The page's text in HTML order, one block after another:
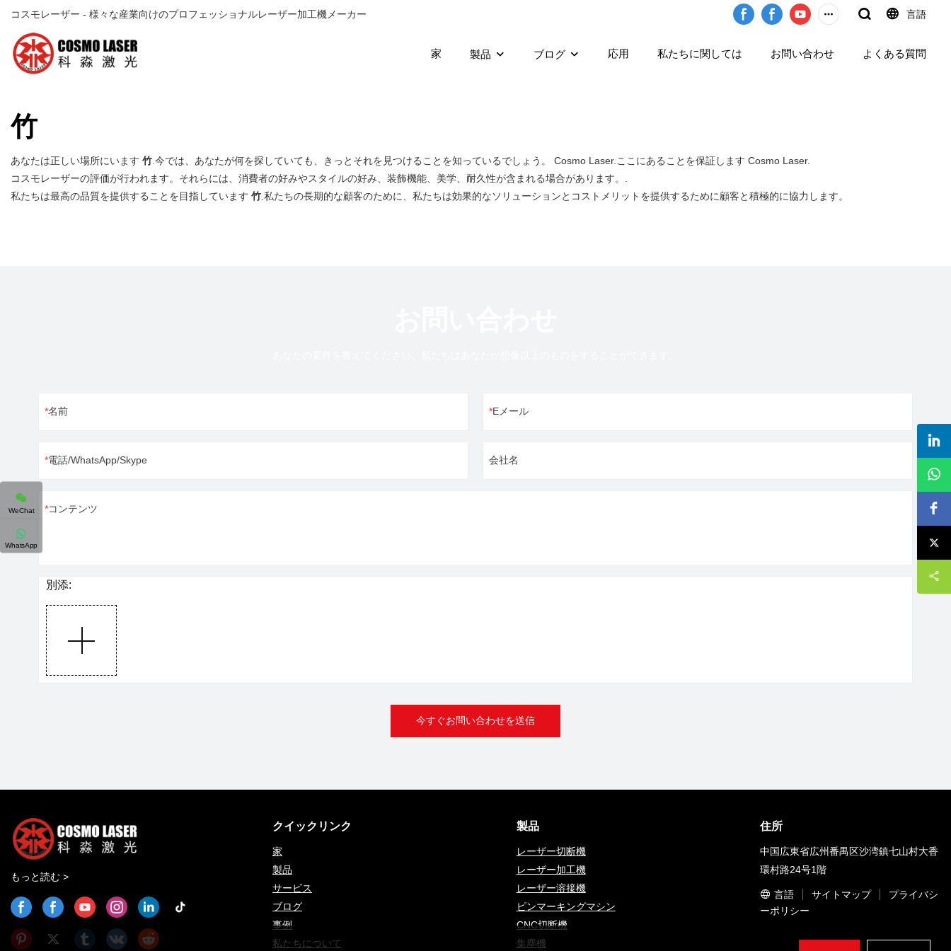
コスモレーザー - 様々な産業向けのプロフェッショナルレーザー加工機メーカー 言語
家 製品 ブログ 応用 私たちに関しては お問い合わせ よくある質問
竹
あなたは正しい場所にいます 竹.今では、あなたが何を探していても、きっとそれを見つけることを知っているでしょう。 Cosmo Laser.ここにあることを保証します Cosmo Laser.
コスモレーザーの評価が行われます。それらには、消費者の好みやスタイルの好み、装飾機能、美学、耐久性が含まれる場合があります。.
私たちは最高の品質を提供することを目指しています 竹.私たちの長期的な顧客のために、私たちは効果的なソリューションとコストメリットを提供するために顧客と積極的に協力します。
名前 Eメール
電話/WhatsApp/Skype 会社名
コンテンツ
別添:
今すぐお問い合わせを送信
もっと読む >
クイックリンク
家
製品
サービス
ブログ
事例
私たちについて
製品
レーザー切断機
レーザー加工機
レーザー溶接機
ピンマーキングマシン
CNC切断機
集塵機
住所
中国広東省広州番禺区沙湾鎮七山村大香
環村路24号1階
言語 サイトマップ
プライバシ
ーポリシー
WeChat
WhatsApp